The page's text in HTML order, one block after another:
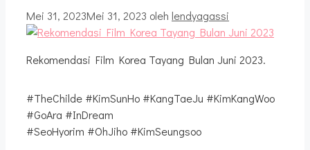
Mei 31, 2023Mei 31, 2023 oleh lendyagassi
Rekomendasi Film Korea Tayang Bulan Juni 2023.
#TheChilde #KimSunHo #KangTaeJu #KimKangWoo
#GoAra #InDream
#SeoHyorim #OhJiho #KimSeungsoo